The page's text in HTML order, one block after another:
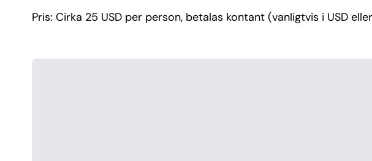
Pris: Cirka 25 USD per person, betalas kontant (vanligtvis i USD